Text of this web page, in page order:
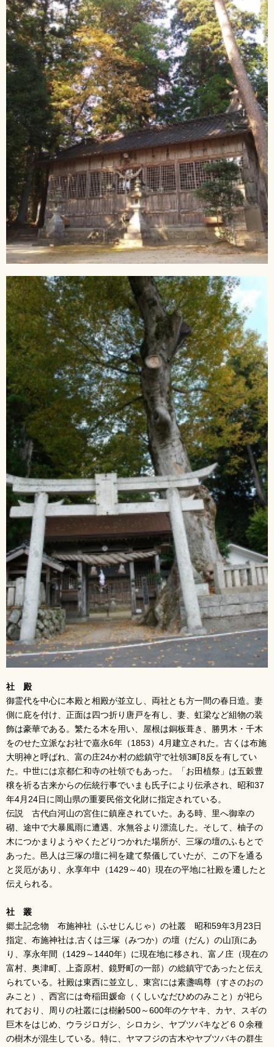
社 殿
御霊代を中心に本殿と相殿が並立し、両社とも方一間の春日造。妻
側に庇を付け、正面は四つ折り唐戸を有し、妻、虹梁など組物の装
飾は豪華である。繁たる木を用い、屋根は銅板葺き、勝男木・千木
をのせた立派なお社で嘉永6年（1853）4月建立された。古くは布施
大明神と呼ばれ、富の庄24か村の総鎮守で社領3町8反を有してい
た。中世には京都仁和寺の社領でもあった。「お田植祭」は五穀豊
穣を祈る古来からの伝統行事でいまも氏子により伝承され、昭和37
年4月24日に岡山県の重要民俗文化財に指定されている。
伝説 古代白河山の宮住に鎮座されていた。ある時、里へ御幸の
砌、途中で大暴風雨に遭遇、水無谷より漂流した。そして、柚子の
木につかまりようやくたどりつかれた場所が、三塚の壇のふもとで
あった。邑人は三塚の壇に祠を建て祭儀していたが、この下を通る
と災厄があり、永享年中（1429～40）現在の平地に社殿を遷したと
伝えられる。
社 叢
郷土記念物 布施神社（ふせじんじゃ）の社叢 昭和59年3月23日
指定、布施神社は,古くは三塚（みつか）の壇（だん）の山頂にあ
り、享永年間（1429～1440年）に現在地に移され、富ノ庄（現在の
富村、奥津町、上斎原村、鏡野町の一部）の総鎮守であったと伝え
られている。社殿は東西に並立し、東宮には素盞鳴尊（すさのおの
みこと）、西宮には奇稲田媛命（くしいなだひめのみこと）が祀ら
れており、周りの社叢には樹齢500～600年のケヤキ、カヤ、スギの
巨木をはじめ、ウラジロガシ、シロカシ、ヤブツバキなど６０余種
の樹木が混生している。特に、ヤマフジの古木やヤブツバキの群生